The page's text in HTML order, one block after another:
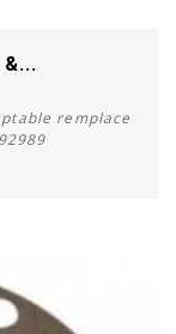
remplace